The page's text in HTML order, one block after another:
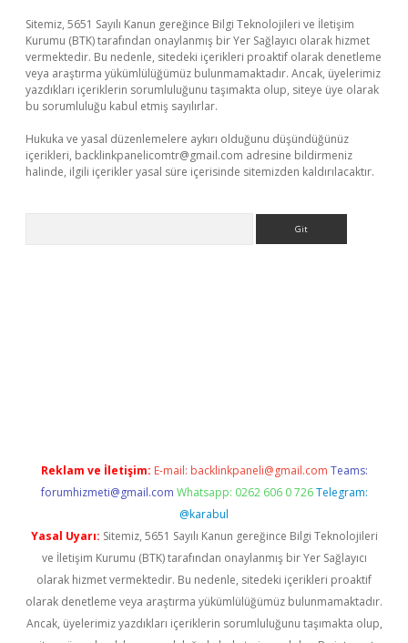
Sitemiz, 5651 Sayılı Kanun gereğince Bilgi Teknolojileri ve İletişim
Kurumu (BTK) tarafından onaylanmış bir Yer Sağlayıcı olarak hizmet
vermektedir. Bu nedenle, sitedeki içerikleri proaktif olarak denetleme
veya araştırma yükümlülüğümüz bulunmamaktadır. Ancak, üyelerimiz
yazdıkları içeriklerin sorumluluğunu taşımakta olup, siteye üye olarak
bu sorumluluğu kabul etmiş sayılırlar.
Hukuka ve yasal düzenlemelere aykırı olduğunu düşündüğünüz
içerikleri, backlinkpanelicomtr@gmail.com adresine bildirmeniz
halinde, ilgili içerikler yasal süre içerisinde sitemizden kaldırılacaktır.
Reklam ve İletişim: E-mail: backlinkpaneli@gmail.com Teams:
forumhizmeti@gmail.com Whatsapp: 0262 606 0 726 Telegram:
@karabul
Yasal Uyarı: Sitemiz, 5651 Sayılı Kanun gereğince Bilgi Teknolojileri
ve İletişim Kurumu (BTK) tarafından onaylanmış bir Yer Sağlayıcı
olarak hizmet vermektedir. Bu nedenle, sitedeki içerikleri proaktif
olarak denetleme veya araştırma yükümlülüğümüz bulunmamaktadır.
Ancak, üyelerimiz yazdıkları içeriklerin sorumluluğunu taşımakta olup,